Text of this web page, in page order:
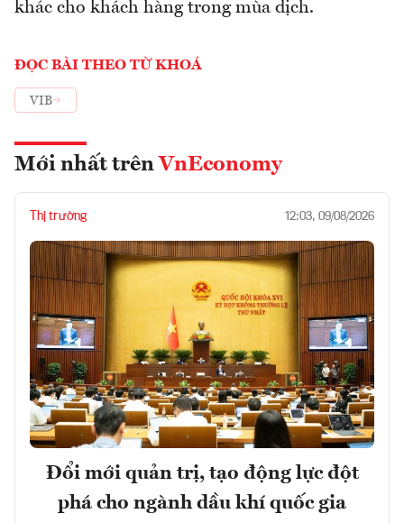
khác cho khách hàng trong mùa dịch.
ĐỌC BÀI THEO TỪ KHOÁ
VIB
Mới nhất trên VnEconomy
Thị trường 12:03, 09/08/2026
Đổi mới quản trị, tạo động lực đột
phá cho ngành dầu khí quốc gia